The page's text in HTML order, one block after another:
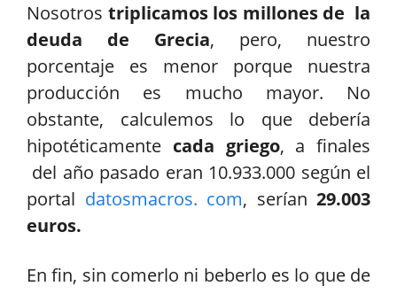
Nosotros triplicamos los millones de la
deuda de Grecia, pero, nuestro
porcentaje es menor porque nuestra
producción es mucho mayor. No
obstante, calculemos lo que debería
hipotéticamente cada griego, a finales
del año pasado eran 10.933.000 según el
portal datosmacros. com, serían 29.003
euros.
En fin, sin comerlo ni beberlo es lo que de